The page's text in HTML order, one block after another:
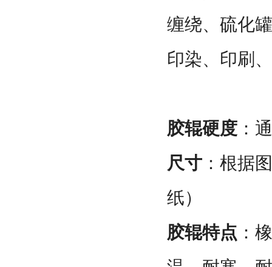
缠绕、硫化
印染、印刷
胶辊硬度 ：
尺寸 ：根据
纸）
胶辊特点 ：